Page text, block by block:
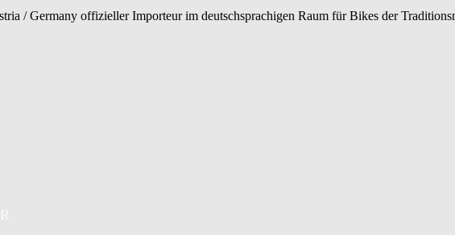
/ Germany offizieller Importeur im deutschsprachigen Raum für Bikes der